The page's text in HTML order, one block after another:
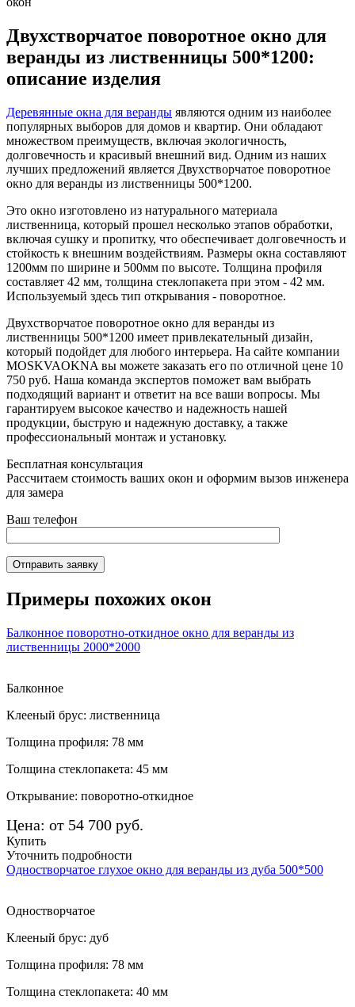
Двухстворчатое поворотное окно для
веранды из лиственницы 500*1200:
описание изделия
Деревянные окна для веранды являются одним из наиболее
популярных выборов для домов и квартир. Они обладают
множеством преимуществ, включая экологичность,
долговечность и красивый внешний вид. Одним из наших
лучших предложений является Двухстворчатое поворотное
окно для веранды из лиственницы 500*1200.
Это окно изготовлено из натурального материала
лиственница, который прошел несколько этапов обработки,
включая сушку и пропитку, что обеспечивает долговечность и
стойкость к внешним воздействиям. Размеры окна составляют
1200мм по ширине и 500мм по высоте. Толщина профиля
составляет 42 мм, толщина стеклопакета при этом - 42 мм.
Используемый здесь тип открывания - поворотное.
Двухстворчатое поворотное окно для веранды из
лиственницы 500*1200 имеет привлекательный дизайн,
который подойдет для любого интерьера. На сайте компании
MOSKVAOKNA вы можете заказать его по отличной цене 10
750 руб. Наша команда экспертов поможет вам выбрать
подходящий вариант и ответит на все ваши вопросы. Мы
гарантируем высокое качество и надежность нашей
продукции, быструю и надежную доставку, а также
профессиональный монтаж и установку.
Бесплатная консультация
Рассчитаем стоимость ваших окон и оформим вызов инженера
для замера
Ваш телефон
Отправить заявку
Примеры похожих окон
Балконное поворотно-откидное окно для веранды из
лиственницы 2000*2000
Балконное
Клееный брус: лиственница
Толщина профиля: 78 мм
Толщина стеклопакета: 45 мм
Открывание: поворотно-откидное
Цена: от 54 700 руб.
Купить
Уточнить подробности
Одностворчатое глухое окно для веранды из дуба 500*500
Одностворчатое
Клееный брус: дуб
Толщина профиля: 78 мм
Толщина стеклопакета: 40 мм